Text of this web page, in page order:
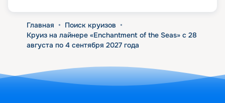
Главная • Поиск круизов •
Круиз на лайнере «Enchantment of the Seas» с 28
августа по 4 сентября 2027 года